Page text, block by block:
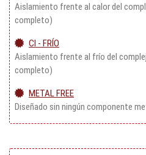
Aislamiento frente al calor del
completo)
CI - FRÍO
Aislamiento frente al frío del
completo)
METAL FREE
Diseñado sin ningún componente